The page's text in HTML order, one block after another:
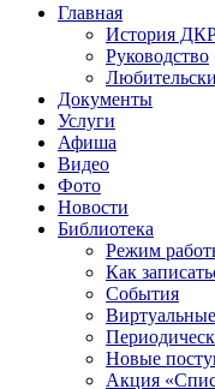
Главная
История
Руководство
Документы
Услуги
Афиша
Видео
Фото
Новости
Библиотека
Режим
Как
События
Новые
Акция